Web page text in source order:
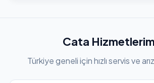
Cata
Türkiye geneli için hızlı servis ve